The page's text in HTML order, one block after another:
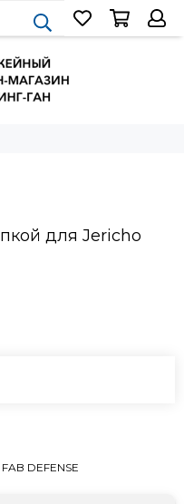
для Jericho
FAB DEFENSE